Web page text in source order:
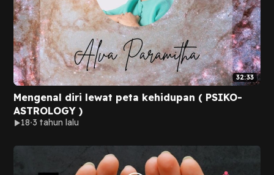
32:33
Mengenal diri lewat peta kehidupan ( PSIKO-
ASTROLOGY )
18 3 tahun lalu